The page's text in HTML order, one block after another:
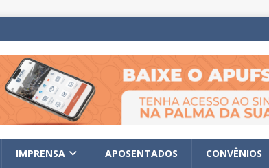
IMPRENSA APOSENTADOS CONVÊNIOS